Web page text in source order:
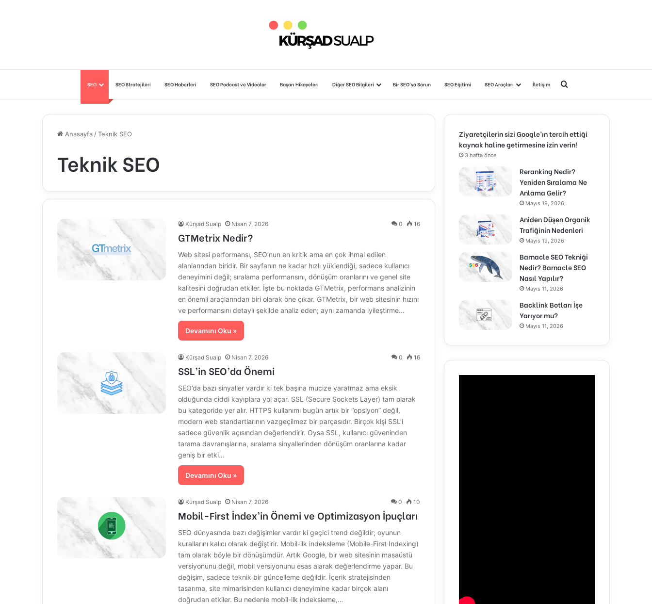
SEO SEO Stratejileri SEO Haberleri SEO Podcast ve Videolar Başarı Hikayeleri Diğer SEO Bilgileri Bir SEO’ya Sorun SEO Eğitimi SEO Araçları İletişim Arama yap ...
Anasayfa /Teknik SEO
Teknik SEO
Kürşad Sualp Nisan 7, 2026 0 16
GTMetrix Nedir?
Web sitesi performansı, SEO’nun en kritik ama en çok ihmal edilen
alanlarından biridir. Bir sayfanın ne kadar hızlı yüklendiği, sadece kullanıcı
deneyimini değil; sıralama performansını, dönüşüm oranlarını ve genel site
kalitesini doğrudan etkiler. İşte bu noktada GTMetrix, performans analizinin
en önemli araçlarından biri olarak öne çıkar. GTMetrix, bir web sitesinin hızını
ve performansını detaylı şekilde analiz eden; aynı zamanda iyileştirme…
Devamını Oku »
Kürşad Sualp Nisan 7, 2026 0 16
SSL’in SEO’da Önemi
SEO’da bazı sinyaller vardır ki tek başına mucize yaratmaz ama eksik
olduğunda ciddi kayıplara yol açar. SSL (Secure Sockets Layer) tam olarak
bu kategoride yer alır. HTTPS kullanımı bugün artık bir “opsiyon” değil,
modern web standartlarının vazgeçilmez bir parçasıdır. Birçok kişi SSL’i
sadece güvenlik açısından değerlendirir. Oysa SSL, kullanıcı güveninden
tarama davranışlarına, sıralama sinyallerinden dönüşüm oranlarına kadar
geniş bir etki…
Devamını Oku »
Kürşad Sualp Nisan 7, 2026 0 10
Mobil-First İndex’in Önemi ve Optimizasyon İpuçları
SEO dünyasında bazı değişimler vardır ki geçici trend değildir; oyunun
kurallarını kalıcı olarak değiştirir. Mobil-ilk indeksleme (Mobile-First Indexing)
tam olarak böyle bir dönüşümdür. Artık Google, bir web sitesinin masaüstü
versiyonunu değil, mobil versiyonunu esas alarak değerlendirme yapar. Bu
değişim, sadece teknik bir güncelleme değildir. İçerik stratejisinden
tasarıma, site mimarisinden kullanıcı deneyimine kadar birçok alanı
doğrudan etkiler. Bu nedenle mobil-ilk indeksleme,…
Ziyaretçilerin sizi Google’ın tercih ettiği
kaynak haline getirmesine izin verin!
3 hafta önce
Reranking Nedir?
Yeniden Sıralama Ne
Anlama Gelir?
Mayıs 19, 2026
Aniden Düşen Organik
Trafiğinin Nedenleri
Mayıs 19, 2026
Barnacle SEO Tekniği
Nedir? Barnacle SEO
Nasıl Yapılır?
Mayıs 11, 2026
Backlink Botları İşe
Yarıyor mu?
Mayıs 11, 2026